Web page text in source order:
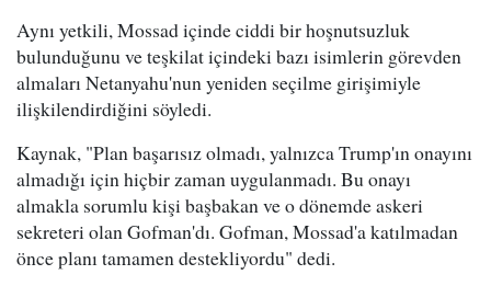
Aynı yetkili, Mossad içinde ciddi bir hoşnutsuzluk
bulunduğunu ve teşkilat içindeki bazı isimlerin görevden
almaları Netanyahu'nun yeniden seçilme girişimiyle
ilişkilendirdiğini söyledi.
Kaynak, "Plan başarısız olmadı, yalnızca Trump'ın onayını
almadığı için hiçbir zaman uygulanmadı. Bu onayı
almakla sorumlu kişi başbakan ve o dönemde askeri
sekreteri olan Gofman'dı. Gofman, Mossad'a katılmadan
önce planı tamamen destekliyordu" dedi.